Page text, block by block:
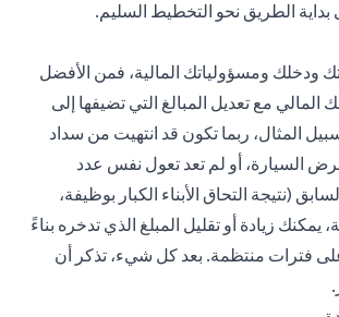
الطريق نحو التخطيط السليم.
ودخلك ومسؤولياتك المالية، فمن الأفضل
المالي مع تعديل المبالغ التي تضيفها إلى
المثال، ربما تكون قد انتهيت من سداد
السيارة، أو لم تعد تعول نفس عدد
(نتيجة التحاق الأبناء الكبار بوظيفة،
يمكنك زيادة أو تقليل المبلغ الذي تدخره بناءً
فترات منتظمة. بعد كل شيء، تذكر أن